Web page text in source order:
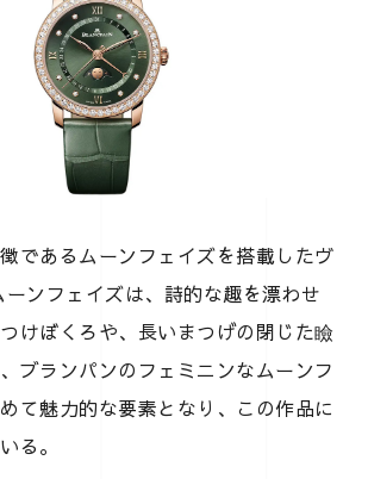
であるムーンフェイズを搭載したヴ
ーンフェイズは、詩的な趣を漂わせ
けぼくろや、長いまつげの閉じた瞼
ブランパンのフェミニンなムーンフ
て魅力的な要素となり、この作品に
る。